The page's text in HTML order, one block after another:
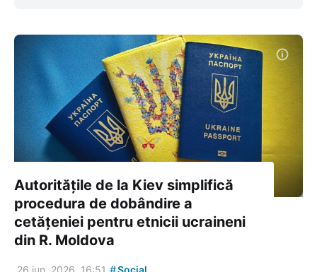
Autoritățile de la Kiev simplifică
procedura de dobândire a
cetățeniei pentru etnicii ucraineni
din R. Moldova
26 iun. 2026, 16:51 #Social